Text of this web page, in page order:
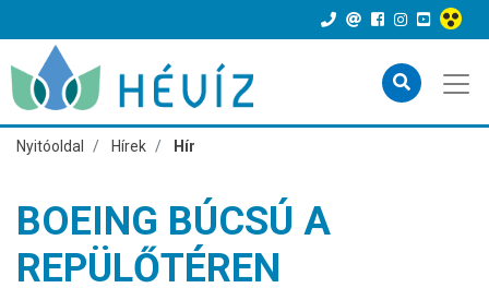
Nyitóoldal Hírek Hír
BOEING BÚCSÚ A
REPÜLŐTÉREN